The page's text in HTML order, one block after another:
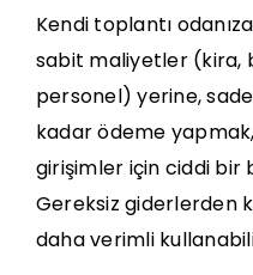
Kendi toplantı
sabit maliyetler (kira,
personel) yerine,
kadar ödeme
girişimler için ciddi bir
Gereksiz giderlerden
daha verimli